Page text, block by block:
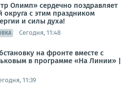
Олимп» сердечно поздравляет
округа с этим праздником
и силы духа!
Сегодня, 11:48
на фронте вместе с
в программе «На Линии» |
11:39